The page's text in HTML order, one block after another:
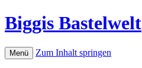
Biggis Bastelwelt
Menü Zum Inhalt springen